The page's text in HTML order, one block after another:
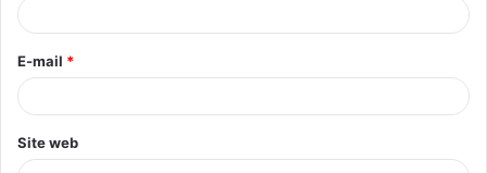
e
*
E-mail *
Site web